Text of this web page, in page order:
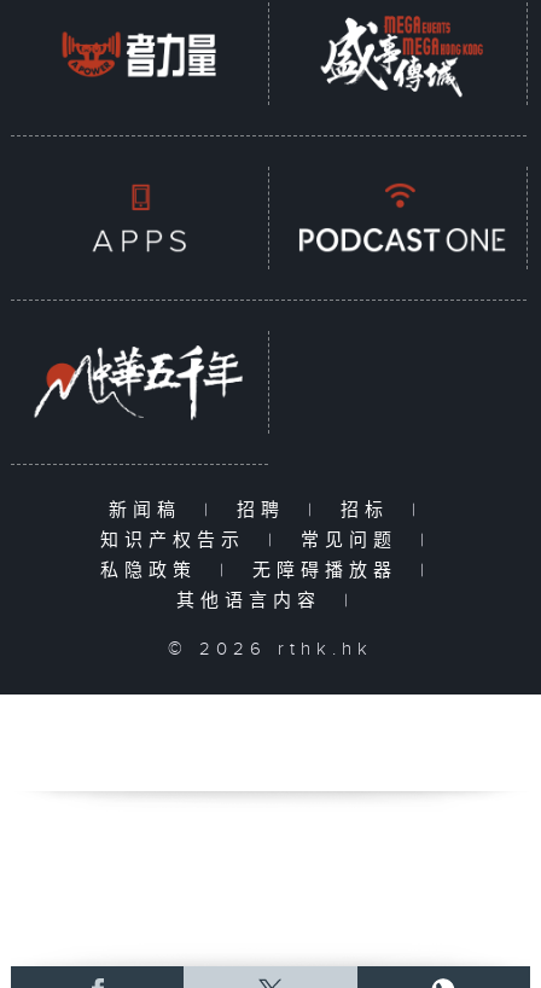
新闻稿 | 招聘 | 招标
|
知识产权告示
| 常见问题
|
私隐政策
| 无障碍播放器
|
其他语言内容
|
© 2026 rthk.hk